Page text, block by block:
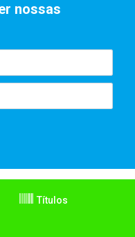
nossas
Títulos